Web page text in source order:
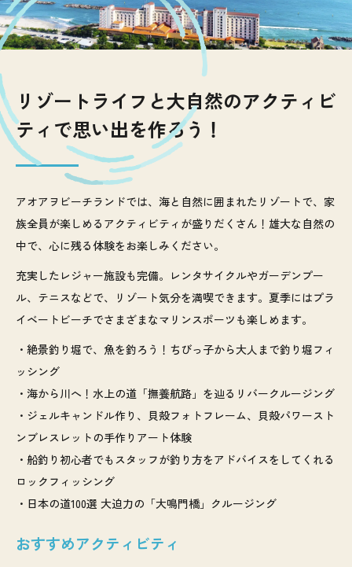
リゾートライフと大自然のアクティビ
ティで思い出を作ろう！
アオアヲビーチランドでは、海と自然に囲まれたリゾートで、家
族全員が楽しめるアクティビティが盛りだくさん！雄大な自然の
中で、心に残る体験をお楽しみください。
充実したレジャー施設も完備。レンタサイクルやガーデンプー
ル、テニスなどで、リゾート気分を満喫できます。夏季にはプラ
イベートビーチでさまざまなマリンスポーツも楽しめます。
・絶景釣り堀で、魚を釣ろう！ちびっ子から大人まで釣り堀フィ
ッシング
・海から川へ！水上の道「撫養航路」を辿るリバークルージング
・ジェルキャンドル作り、貝殻フォトフレーム、貝殻パワースト
ンブレスレットの手作りアート体験
・船釣り初心者でもスタッフが釣り方をアドバイスをしてくれる
ロックフィッシング
・日本の道100選 大迫力の「大鳴門橋」クルージング
おすすめアクティビティ